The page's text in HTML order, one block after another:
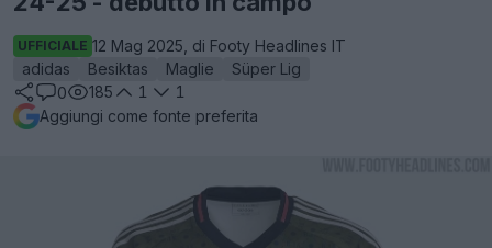
UFFICIALE 12 Mag 2025, di Footy Headlines IT
adidas
Besiktas Maglie
Süper Lig
0
185 1
1
Aggiungi come fonte preferita